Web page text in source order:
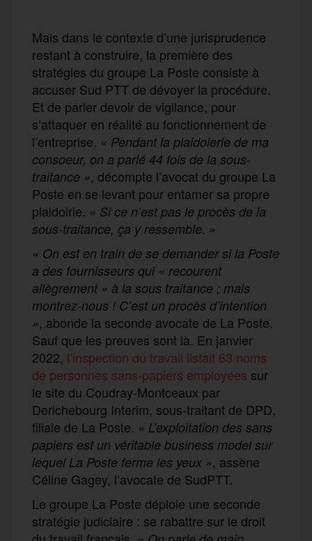
Mais dans le contexte d’une jurisprudence
restant à construire, la première des
stratégies du groupe La Poste consiste à
accuser Sud PTT de dévoyer la procédure.
Et de parler devoir de vigilance, pour
s’attaquer en réalité au fonctionnement de
l’entreprise. « Pendant la plaidoierie de ma
consoeur, on a parlé 44 fois de la sous-
traitance », décompte l’avocat du groupe La
Poste en se levant pour entamer sa propre
plaidoirie. « Si ce n’est pas le procès de la
sous-traitance, ça y ressemble. »
« On est en train de se demander si la Poste
a des fournisseurs qui « recourent
allègrement » à la sous traitance ; mais
montrez-nous ! C’est un procès d’intention
», abonde la seconde avocate de La Poste.
Sauf que les preuves sont là. En janvier
2022, l’inspection du travail listait 63 noms
de personnes sans-papiers employées sur
le site du Coudray-Montceaux par
Derichebourg Interim, sous-traitant de DPD,
filiale de La Poste. « L’exploitation des sans
papiers est un véritable business model sur
lequel La Poste ferme les yeux », assène
Céline Gagey, l’avocate de SudPTT.
Le groupe La Poste déploie une seconde
stratégie judiciaire : se rabattre sur le droit